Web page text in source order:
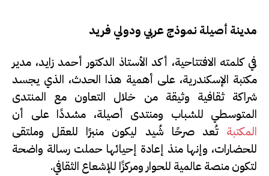
مدينة أصيلة نموذج عربي ودولي فريد
في كلمته الافتتاحية، أكد الأستاذ الدكتور أحمد زايد، مدير
مكتبة الإسكندرية، على أهمية هذا الحدث، الذي يجسد
شراكة ثقافية وثيقة من خلال التعاون مع المنتدى
المتوسطي للشباب ومنتدى أصيلة، مشددًا على أن
المكتبة تُعد صرحًا شُيد ليكون منبرًا للعقل وملتقى
للحضارات، وإنها منذ إعادة إحيائها حملت رسالة واضحة
لتكون منصة عالمية للحوار ومركزًا للإشعاع الثقافي.